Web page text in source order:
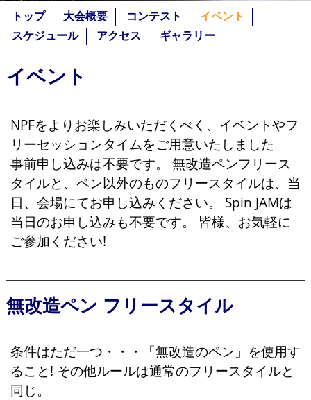
トップ 大会概要 コンテスト
イベント
スケジュール
アクセス ギャラリー
イベント
NPFをよりお楽しみいただくべく、イベントやフ
リーセッションタイムをご用意いたしました。
事前申し込みは不要です。 無改造ペンフリース
タイルと、ペン以外のものフリースタイルは、当
日、会場にてお申し込みください。 Spin JAMは
当日のお申し込みも不要です。 皆様、お気軽に
ご参加ください!
無改造ペン フリースタイル
条件はただ一つ・・・「無改造のペン」を使用す
ること! その他ルールは通常のフリースタイルと
同じ。